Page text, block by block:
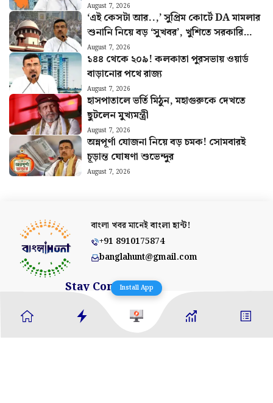
August 7, 2026
‘এই কেসটা আর..,’ সুপ্রিম কোর্টে DA মামলার
শুনানি নিয়ে বড় ‘সুখবর’, খুশিতে সরকারি
কর্মীরা
August 7, 2026
১৪৪ থেকে ২০৯! কলকাতা পুরসভায় ওয়ার্ড
বাড়ানোর পথে রাজ্য
August 7, 2026
হাসপাতালে ভর্তি মিঠুন, মহাগুরুকে দেখতে
ছুটলেন মুখ্যমন্ত্রী
August 7, 2026
অন্নপূর্ণা যোজনা নিয়ে বড় চমক! সোমবারই
চূড়ান্ত ঘোষণা শুভেন্দুর
August 7, 2026
বাংলা খবর মানেইবাংলা হান্ট!
+91 8910175874
banglahunt@gmail.com
Stay Connected
Install App